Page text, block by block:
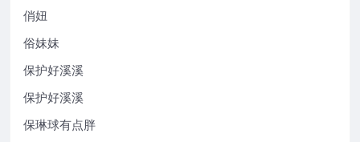
俏妞
俗妹妹
保护好溪溪
保护好溪溪
保琳球有点胖